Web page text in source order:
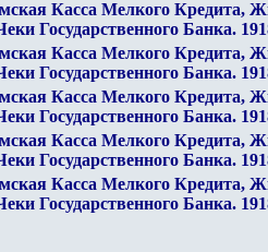
Касса Мелкого Кредита,
Государственного Банка.
Касса Мелкого Кредита,
Государственного Банка.
Касса Мелкого Кредита,
Государственного Банка.
Касса Мелкого Кредита,
Государственного Банка.
Касса Мелкого Кредита,
Государственного Банка.